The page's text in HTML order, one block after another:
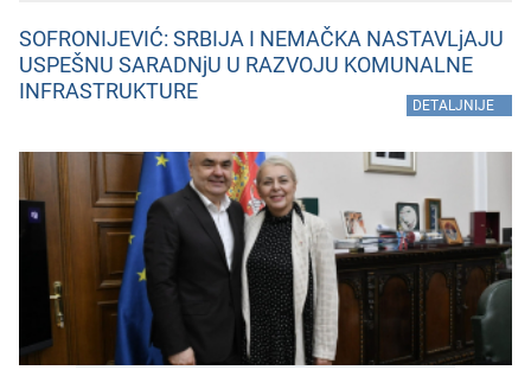
SOFRONIJEVIĆ: SRBIJA I NEMAČKA NASTAVLjAJU
USPEŠNU SARADNjU U RAZVOJU KOMUNALNE
INFRASTRUKTURE
DETALJNIJE